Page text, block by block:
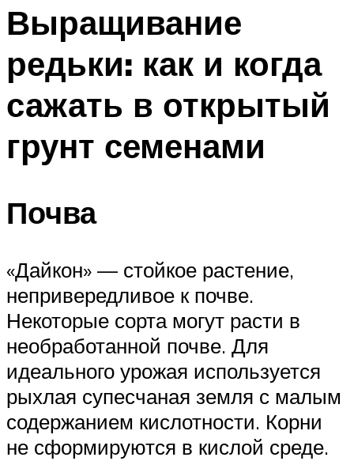
Выращивание
редьки: как и когда
сажать в открытый
грунт семенами
Почва
«Дайкон» — стойкое растение,
непривередливое к почве.
Некоторые сорта могут расти в
необработанной почве. Для
идеального урожая используется
рыхлая супесчаная земля с малым
содержанием кислотности. Корни
не сформируются в кислой среде.